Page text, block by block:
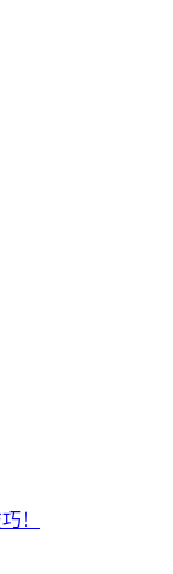
！